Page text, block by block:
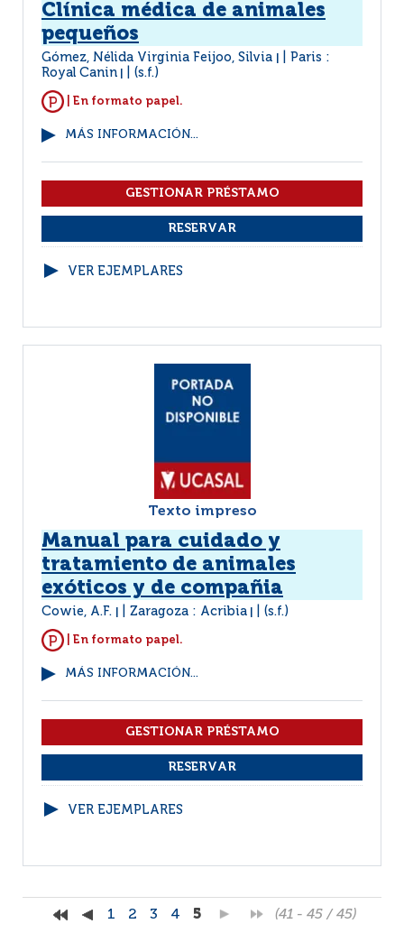
Clínica médica de animales
pequeños
Gómez, Nélida Virginia Feijoo, Silvia
Paris :
Royal Canin
(s.f.)
| En formato papel.
MÁS INFORMACIÓN...
VER EJEMPLARES
Texto impreso
Manual para cuidado y
tratamiento de animales
exóticos y de compañia
Cowie, A.F. Zaragoza : Acribia (s.f.)
| En formato papel.
MÁS INFORMACIÓN...
VER EJEMPLARES
1 2 3 4 5 (41 - 45 / 45)